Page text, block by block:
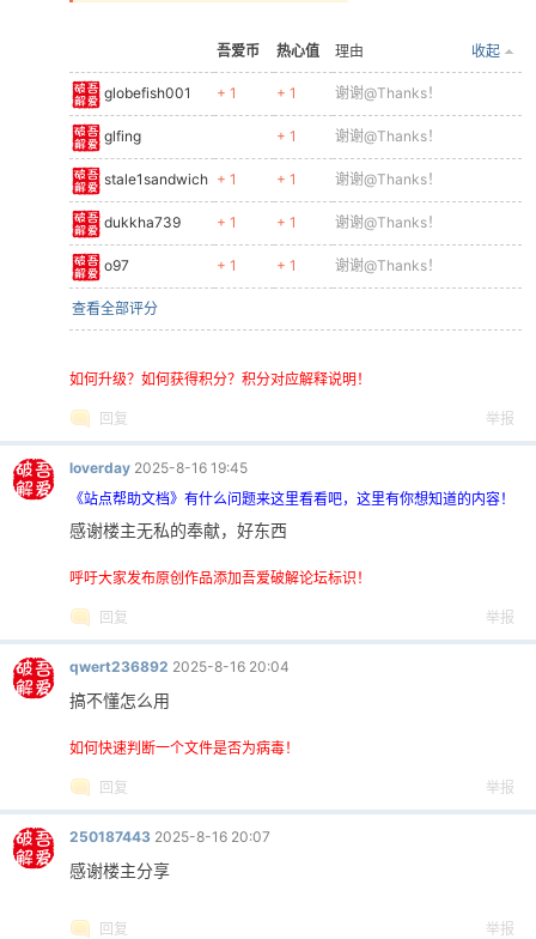
吾爱币 热心值 收起
理由
globefish001 + 1 + 1 谢谢@Thanks！
glfing + 1 谢谢@Thanks！
stale1sandwich + 1 + 1 谢谢@Thanks！
dukkha739 + 1 + 1 谢谢@Thanks！
o97 + 1 + 1 谢谢@Thanks！
查看全部评分
如何升级？如何获得积分？积分对应解释说明！
回复 举报
loverday 2025-8-16 19:45
《站点帮助文档》有什么问题来这里看看吧，这里有你想知道的内容！
感谢楼主无私的奉献，好东西
呼吁大家发布原创作品添加吾爱破解论坛标识！
回复 举报
qwert236892 2025-8-16 20:04
搞不懂怎么用
如何快速判断一个文件是否为病毒！
回复 举报
250187443 2025-8-16 20:07
感谢楼主分享
回复 举报